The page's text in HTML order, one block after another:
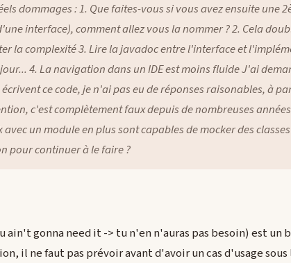
dommages : 1. Que faites-vous si vous avez ensuite une
interface), comment allez vous la nommer ? 2. Cela
la complexité 3. Lire la javadoc entre l'interface et
4. La navigation dans un IDE est moins fluide J'ai
ce code, je n'ai pas eu de réponses raisonables, à
c'est complètement faux depuis de nombreuses
un module en plus sont capables de mocker des
pour continuer à le faire ?
ain't gonna need it -> tu n'en n'auras pas besoin) est un
il ne faut pas prévoir avant d'avoir un cas d'usage sous